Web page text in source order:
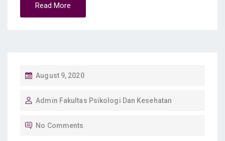
Read More
P
S
August 9, 2020
Admin Fakultas Psikologi Dan Kesehatan
No Comments